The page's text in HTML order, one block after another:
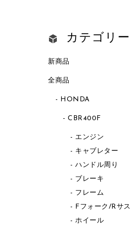
カテゴリー
新商品
全商品
HONDA
CBR400F
エンジン
キャブレター
ハンドル周り
ブレーキ
フレーム
Fフォーク/Rサス
ホイール